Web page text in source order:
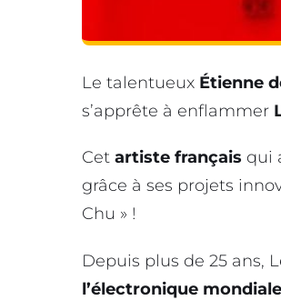
Le talentueux Étienne
s’apprête à enflammer
Cet artiste français qui
grâce à ses projets
Chu » !
Depuis plus de 25 ans,
l’électronique mondiale